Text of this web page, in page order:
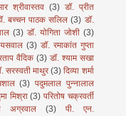
श्रीवास्तव (3) डॉ. प्रीत
बच्चन पाठक सलिल (3) डॉ.
(3) डॉ. योगिता जोशी (3)
(3) डॉ. रमाकांत गुप्ता
वैदिक (3) डॉ. श्याम सखा
सरस्वती माथुर (3) दिव्या शर्मा
(3) पदुमलाल पुन्नालाल
मिश्रा (3) परितोष चक्रवर्ती
अग्रवाल (3)
पी. एन.